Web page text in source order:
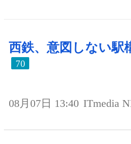
西鉄、意図しない駅
70
08月07日 13:40 ITmedia